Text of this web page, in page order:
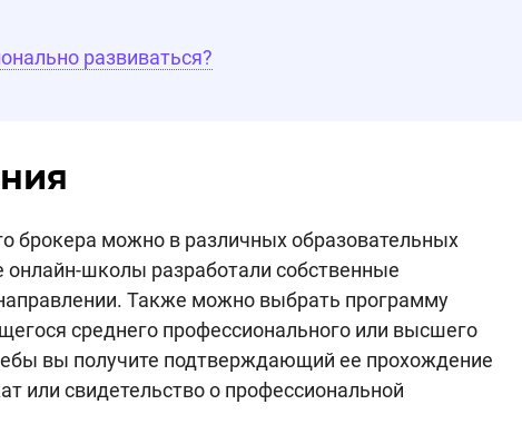
развиваться?
брокера можно в различных образовательных
школы разработали собственные
Также можно выбрать программу
среднего профессионального или высшего
вы получите подтверждающий ее прохождение
или свидетельство о профессиональной